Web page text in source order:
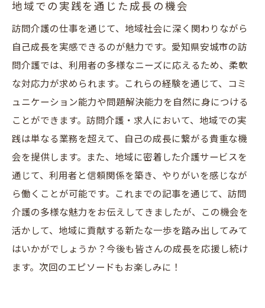
地域での実践を通じた成長の機会
訪問介護の仕事を通じて、地域社会に深く関わりながら
自己成長を実感できるのが魅力です。愛知県安城市の訪
問介護では、利用者の多様なニーズに応えるため、柔軟
な対応力が求められます。これらの経験を通じて、コミ
ュニケーション能力や問題解決能力を自然に身につける
ことができます。訪問介護・求人において、地域での実
践は単なる業務を超えて、自己の成長に繋がる貴重な機
会を提供します。また、地域に密着した介護サービスを
通じて、利用者と信頼関係を築き、やりがいを感じなが
ら働くことが可能です。これまでの記事を通じて、訪問
介護の多様な魅力をお伝えしてきましたが、この機会を
活かして、地域に貢献する新たな一歩を踏み出してみて
はいかがでしょうか？今後も皆さんの成長を応援し続け
ます。次回のエピソードもお楽しみに！